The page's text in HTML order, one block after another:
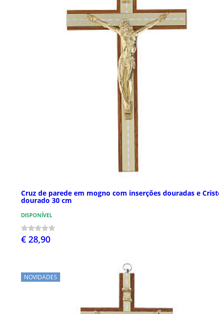
Cruz de parede em mogno com inserções douradas e
dourado 30 cm
DISPONÍVEL
€ 28,90
NOVIDADES